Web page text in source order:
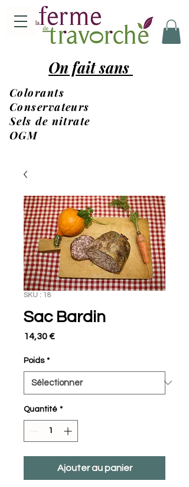
Colorants
Conservateurs
Sels de nitrate
OGM
On fait sans
SKU : 18
Sac Bardin
14,30 €Prix
Poids *
Quantité *
Ajouter au panier